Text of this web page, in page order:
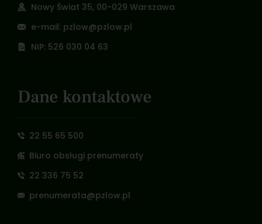
Nowy Świat 35, 00-029 Warszawa
e-mail: pzlow@pzlow.pl
NIP: 526 030 04 63
Dane kontaktowe
22 55 65 500
Biuro obsługi prenumeraty
22 336 75 52
prenumerata@pzlow.pl